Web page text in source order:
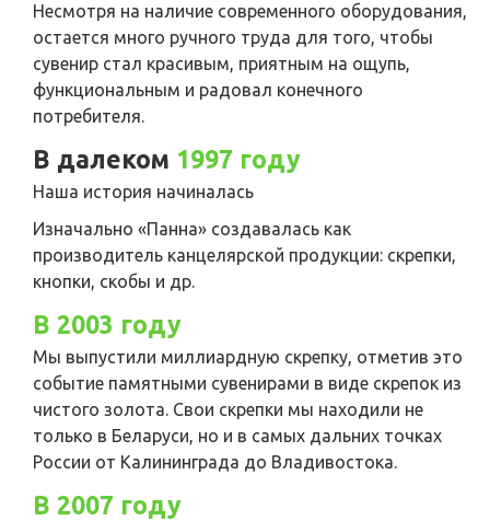
Несмотря на наличие современного оборудования,
остается много ручного труда для того, чтобы
сувенир стал красивым, приятным на ощупь,
функциональным и радовал конечного
потребителя.
В далеком 1997 году
Наша история начиналась
Изначально «Панна» создавалась как
производитель канцелярской продукции: скрепки,
кнопки, скобы и др.
В 2003 году
Мы выпустили миллиардную скрепку, отметив это
событие памятными сувенирами в виде скрепок из
чистого золота. Свои скрепки мы находили не
только в Беларуси, но и в самых дальних точках
России от Калининграда до Владивостока.
В 2007 году